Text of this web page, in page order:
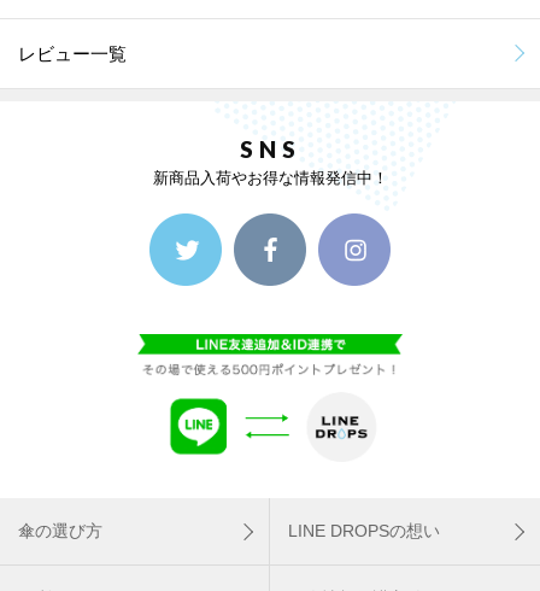
レビュー一覧
SNS
新商品入荷やお得な情報発信中！
傘の選び方 LINE DROPSの想い